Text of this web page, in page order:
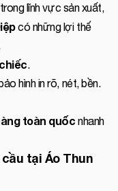
lĩnh vực sản xuất,
có những lợi thế
.
hình in rõ, nét, bền.
toàn quốc nhanh
tại Áo Thun